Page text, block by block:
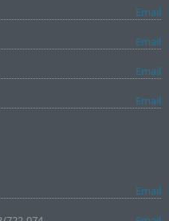
Email
Email
Email
Email
Email